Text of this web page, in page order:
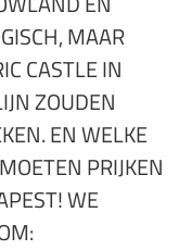
MAAR
CASTLE IN
ZOUDEN
EN WELKE
PRIJKEN
WE